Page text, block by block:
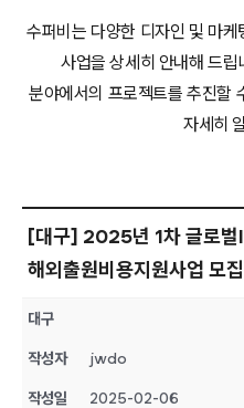
수퍼비는 다양한 디자인 및 마
사업을 상세히 안내해 드립
분야에서의 프로젝트를 추진할
자세히
[대구] 2025년 1차 글로벌
해외출원비용지원사업 모
대구
작성자 jwdo
작성일 2025-02-06